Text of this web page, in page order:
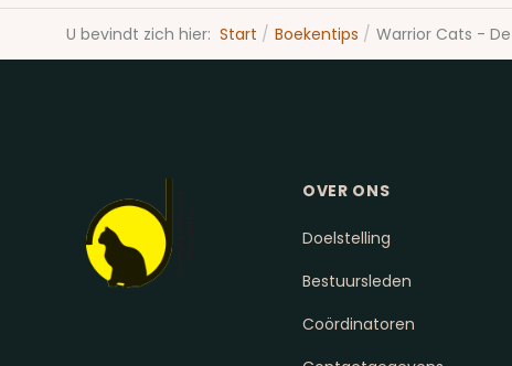
U bevindt zich hier: Start Boekentips Warrior Cats -
OVER ONS
Doelstelling
Bestuursleden
Coördinatoren